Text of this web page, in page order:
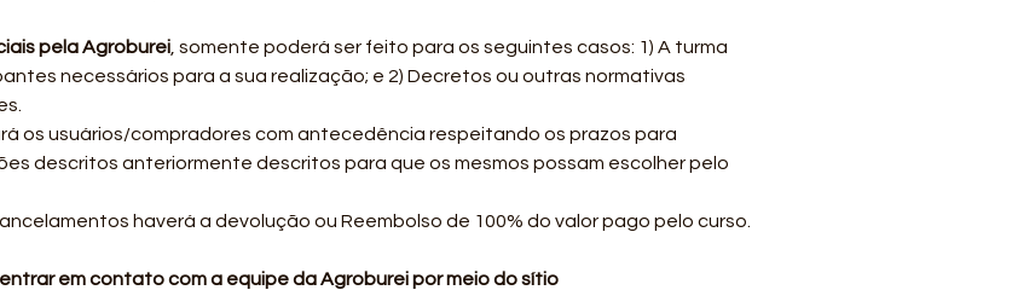
pela Agroburei , somente poderá ser feito para os seguintes casos: 1) A turma
necessários para a sua realização; e 2) Decretos ou outras normativas
os usuários/compradores com antecedência respeitando os prazos para
descritos anteriormente descritos para que os mesmos possam escolher pelo
haverá a devolução ou Reembolso de 100% do valor pago pelo curso.
em contato com a equipe da Agroburei por meio do sítio